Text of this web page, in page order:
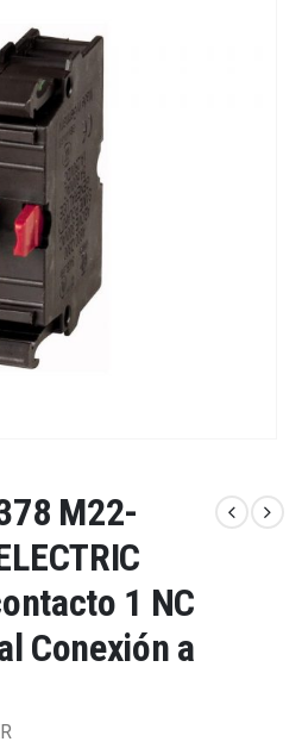
M22-
1 NC
Conexión a